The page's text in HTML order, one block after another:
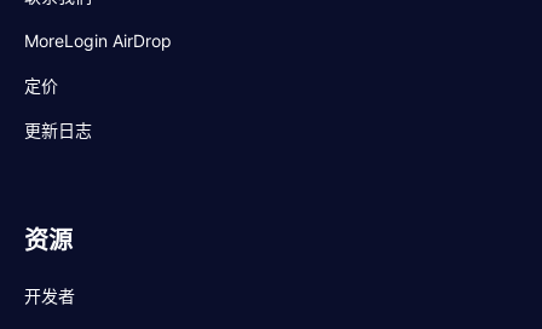
MoreLogin AirDrop
定价
更新日志
资源
开发者